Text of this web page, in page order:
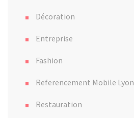
Décoration
Entreprise
Fashion
Referencement Mobile Lyon
Restauration